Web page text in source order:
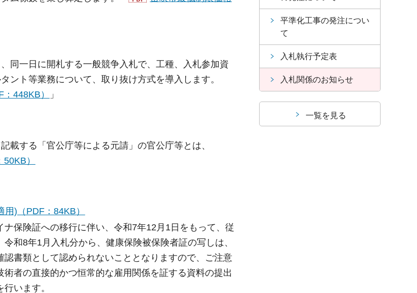
同一日に開札する一般競争入札で、工種、入札参加資
ント等業務について、取り抜け方式を導入します。
448KB） 」
載する「官公庁等による元請」の官公庁等とは、
）
)（PDF：84KB）
保険証への移行に伴い、令和7年12月1日をもって、従
和8年1月入札分から、健康保険被保険者証の写しは、
書類として認められないこととなりますので、ご注意
者の直接的かつ恒常的な雇用関係を証する資料の提出
います。
平準化工事の発注につい
て
入札執行予定表
入札関係のお知らせ
一覧を見る